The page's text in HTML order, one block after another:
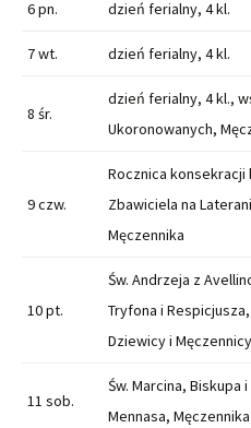
6 pn. dzień ferialny, 4 kl.
7 wt. dzień ferialny, 4 kl.
8 śr.
dzień ferialny, 4 kl.,
Ukoronowanych,
9 czw.
Rocznica
Zbawiciela na
Męczennika
10 pt.
Św. Andrzeja z
Tryfona i
Dziewicy i Męczennicy
11 sob.
Św. Marcina, Biskupa
Mennasa, Męczennika